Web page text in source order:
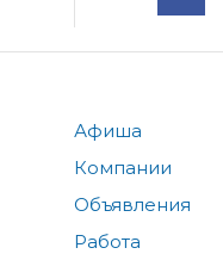
Афиша
Компании
Объявления
Работа